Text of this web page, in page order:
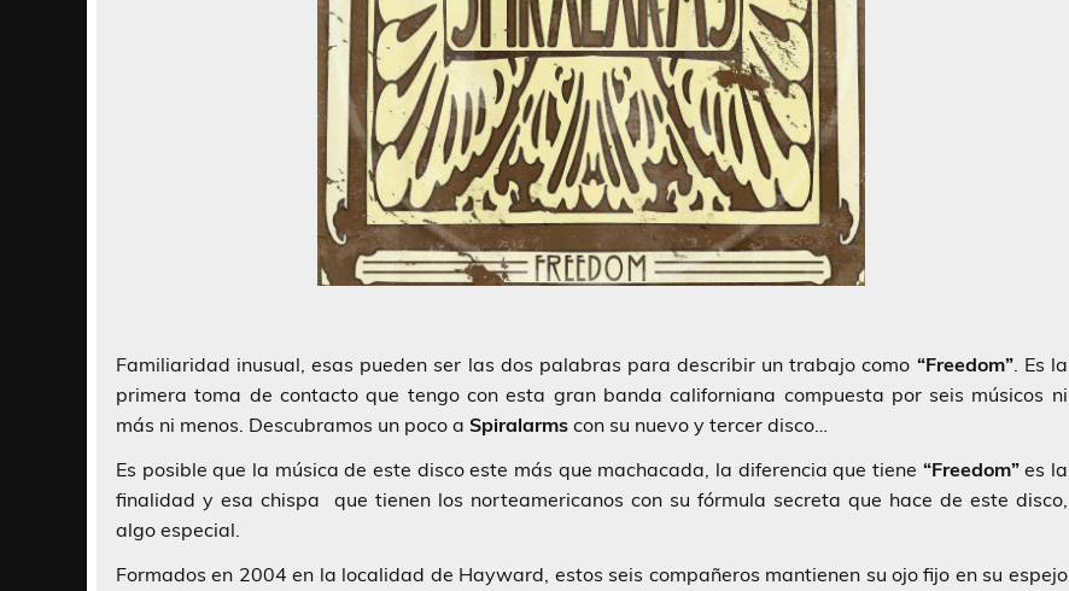
Familiaridad inusual, esas pueden ser las dos palabras para describir un trabajo como “Freedom”. Es la
primera toma de contacto que tengo con esta gran banda californiana compuesta por seis músicos ni
más ni menos. Descubramos un poco a Spiralarms con su nuevo y tercer disco…
Es posible que la música de este disco este más que machacada, la diferencia que tiene “Freedom”es la
finalidad y esa chispa que tienen los norteamericanos con su fórmula secreta que hace de este disco,
algo especial.
Formados en 2004 en la localidad de Hayward, estos seis compañeros mantienen su ojo fijo en su espejo